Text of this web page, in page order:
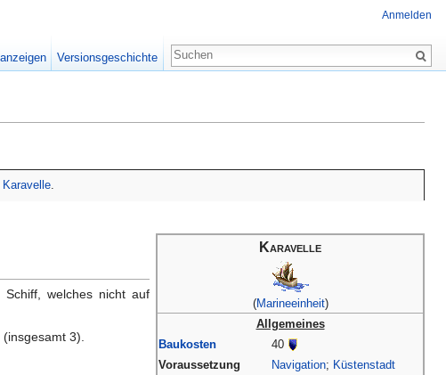
Karavelle.
Karavelle
(Marineeinheit)
Allgemeines
Baukosten
40
Voraussetzung
Navigation; Küstenstadt
welches nicht auf
3).
Anmelden
Versionsgeschichte